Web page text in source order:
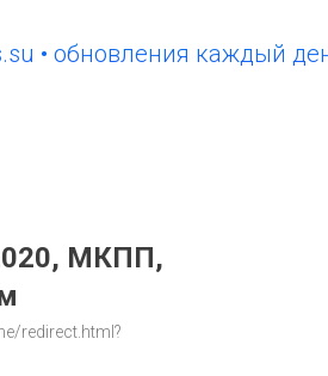
каждый день
МКПП,
redirect.html?